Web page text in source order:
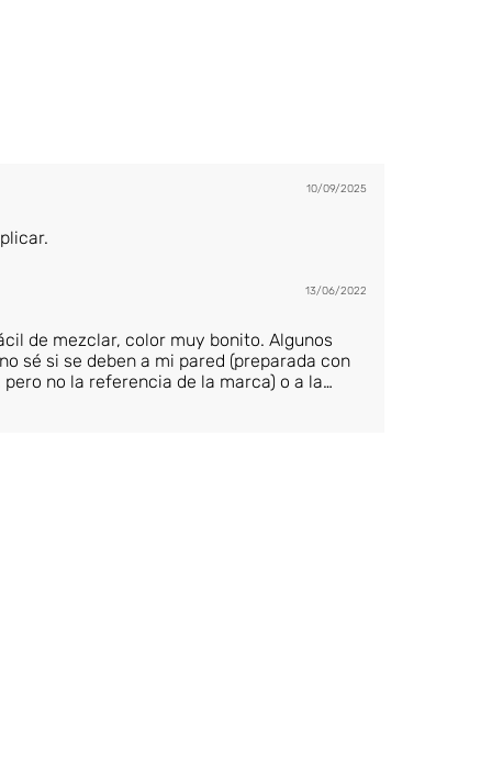
10/09/2025
13/06/2022
de mezclar, color muy bonito. Algunos
sé si se deben a mi pared (preparada con
no la referencia de la marca) o a la